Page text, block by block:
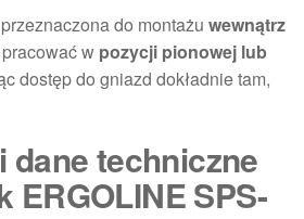
do montażu wewnątrz
w pozycji pionowej lub
dostęp do gniazd dokładnie tam,
dane techniczne
ERGOLINE SPS-